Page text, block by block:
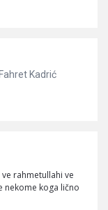
Kadrić
rahmetullahi ve
nekome koga lično